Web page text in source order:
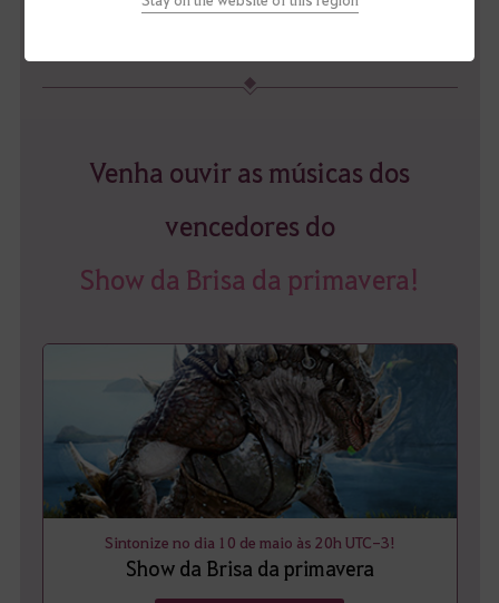
Venha ouvir as músicas dos
vencedores do
Show da Brisa da primavera!
Sintonize no dia 10 de maio às 20h UTC-3!
Show da Brisa da primavera